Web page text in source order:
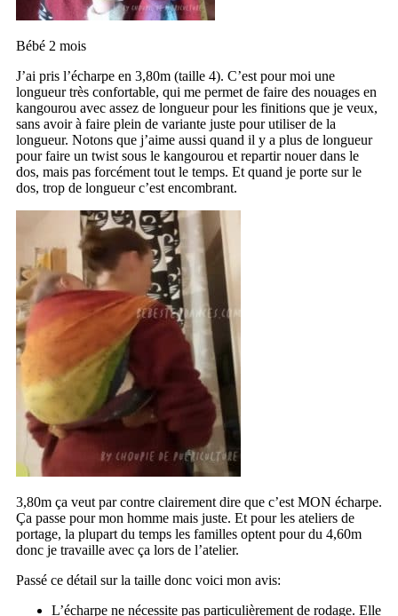
Bébé 2 mois
J’ai pris l’écharpe en 3,80m (taille 4). C’est pour moi une
longueur très confortable, qui me permet de faire des nouages en
kangourou avec assez de longueur pour les finitions que je veux,
sans avoir à faire plein de variante juste pour utiliser de la
longueur. Notons que j’aime aussi quand il y a plus de longueur
pour faire un twist sous le kangourou et repartir nouer dans le
dos, mais pas forcément tout le temps. Et quand je porte sur le
dos, trop de longueur c’est encombrant.
3,80m ça veut par contre clairement dire que c’est MON écharpe.
Ça passe pour mon homme mais juste. Et pour les ateliers de
portage, la plupart du temps les familles optent pour du 4,60m
donc je travaille avec ça lors de l’atelier.
Passé ce détail sur la taille donc voici mon avis:
L’écharpe ne nécessite pas particulièrement de rodage. Elle